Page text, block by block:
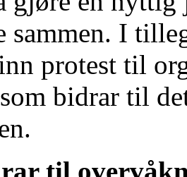
sammen. I
protest til
bidrar til
til